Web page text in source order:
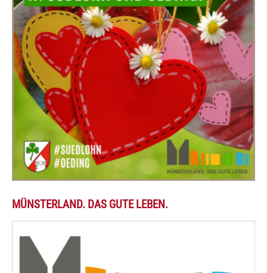
MÜNSTERLAND. DAS GUTE LEBEN.